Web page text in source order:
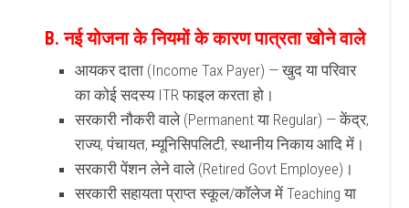
B. नई योजना के नियमों के कारण पात्रता खोने वाले
आयकर दाता (Income Tax Payer) — खुद या परिवार
का कोई सदस्य ITR फाइल करता हो।
सरकारी नौकरी वाले (Permanent या Regular) — केंद्र,
राज्य, पंचायत, म्यूनिसिपलिटी, स्थानीय निकाय आदि में।
सरकारी पेंशन लेने वाले (Retired Govt Employee)।
सरकारी सहायता प्राप्त स्कूल/कॉलेज में Teaching या